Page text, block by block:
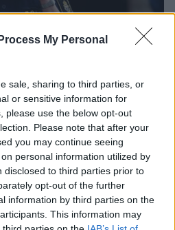
My Personal
sale, sharing to third parties, or
or sensitive information for
please use the below opt-out
Please note that after your
you may continue seeing
personal information utilized by
disclosed to third parties prior to
opt-out of the further
information by third parties on the
This information may
ο οδηγός του
ενός άνδρα, αλλά δεν